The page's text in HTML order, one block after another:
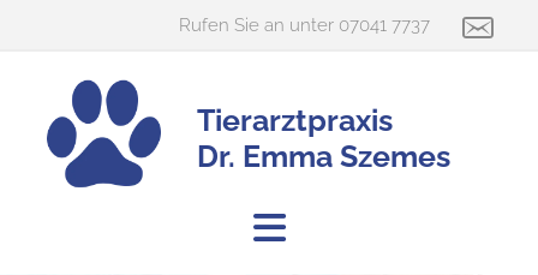
Rufen Sie an unter 07041 7737
Tierarztpraxis
Dr. Emma Szemes